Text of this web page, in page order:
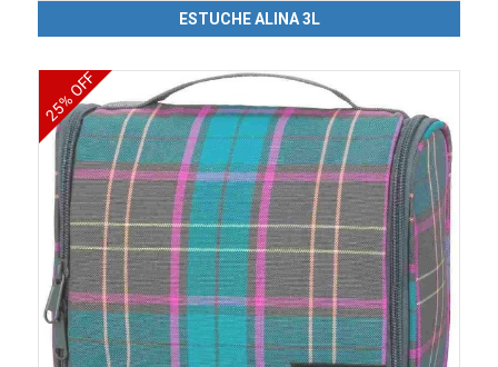
ESTUCHE ALINA 3L
25% OFF